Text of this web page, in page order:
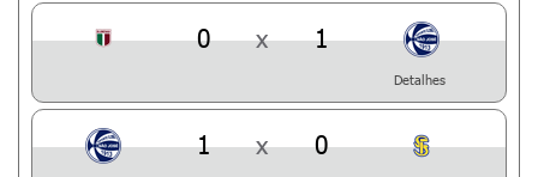
0 x 1
Detalhes
1 x 0